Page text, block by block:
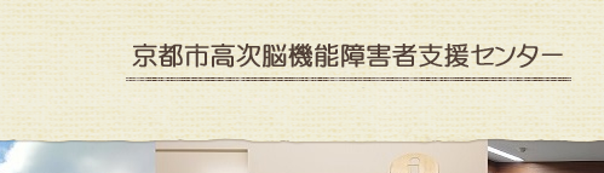
京都市高次脳機能障害者支援センター